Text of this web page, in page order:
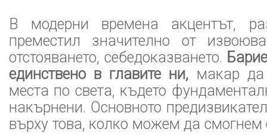
В модерни времена акцентът,
преместил значително от
отстояването, себедоказването.
единствено в главите ни, макар
места по света, където
накърнени. Основното
върху това, колко можем да смогнем